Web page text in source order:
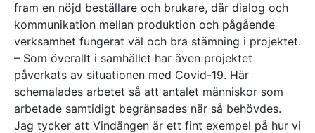
fram en nöjd beställare och brukare, där dialog och
kommunikation mellan produktion och pågående
verksamhet fungerat väl och bra stämning i projektet.
– Som överallt i samhället har även projektet
påverkats av situationen med Covid-19. Här
schemalades arbetet så att antalet människor som
arbetade samtidigt begränsades när så behövdes.
Jag tycker att Vindängen är ett fint exempel på hur vi